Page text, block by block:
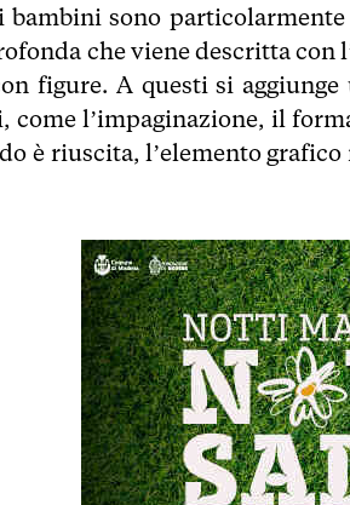
bambini sono
che viene descritta
figure. A questi si
come l’impaginazione, il
è riuscita, l’elemento